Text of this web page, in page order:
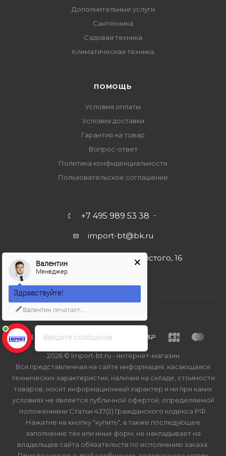
Дополнительные услуги
Сантехника
Садовая техника
Климатическая техника
ПОМОЩЬ
Условия оплаты
Условия доставки
Гарантия на товар
Вопрос-ответ
Политика конфиденциальности
Пользовательское соглашение
+7 495 989 53 38
import-bt@bk.ru
г. Москва, ул. Льва Толстого, 16
2026 © Import-bt.ru - интернет-магазин
Вся представленная на сайте информация, касающаяся
технических характеристик, наличия на складе, стоимости
товаров, носит информационный характер и ни при каких
условиях не является публичной офертой, определяемой
положениями Статьи 437(2) Гражданского кодекса РФ.
Нажатие на кнопку "купить", а также последующее
заполнение тех или иных форм, не накладывает на
владельцев сайта обязательств по исполнению заказа.
Введите сообщение
Валентин
Менеджер
Здравствуйте!
Валентин печатает...